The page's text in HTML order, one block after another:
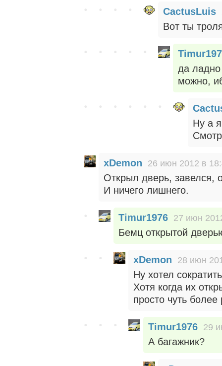
CactusLuis
Вот ты
да ладно
можно,
Ну а
xDemon 26 июн 2012 в
Открыл дверь, завелся,
И ничего лишнего.
Timur1976 27 июн
Бемц открытой
xDemon 28 июн
Ну хотел
Хотя когда их
просто чуть
Timur1976 29
А багажник?